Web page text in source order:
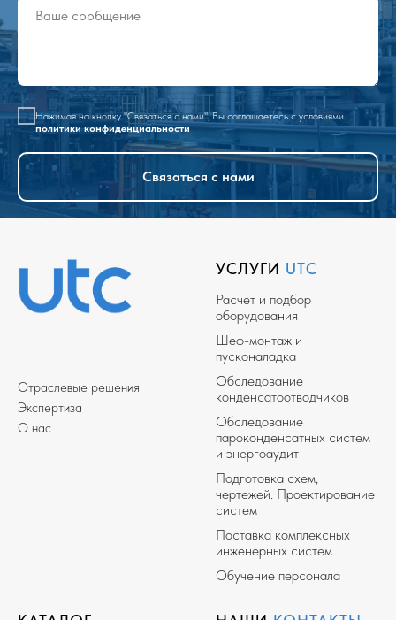
Нажимая на кнопку "Связаться с нами", Вы соглашаетесь с условиями
политики конфиденциальности
Связаться с нами
Отраслевые решения
Экспертиза
О нас
УСЛУГИ UTC
Расчет и подбор
оборудования
Шеф-монтаж и
пусконаладка
Обследование
конденсатоотводчиков
Обследование
пароконденсатных систем
и энергоаудит
Подготовка схем,
чертежей. Проектирование
систем
Поставка комплексных
инженерных систем
Обучение персонала